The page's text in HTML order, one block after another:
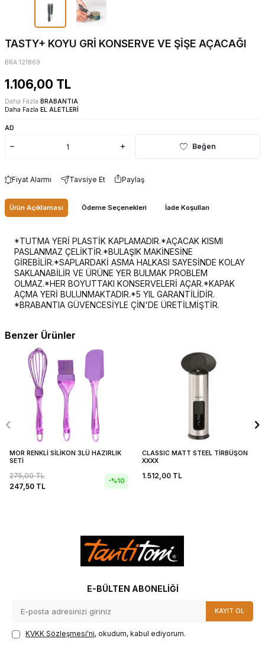
TASTY+ KOYU GRİ KONSERVE VE ŞİŞE AÇACAĞI
BRA 121869
1.106,00 TL
Daha Fazla BRABANTIA
Daha Fazla EL ALETLERİ
AD
Beğen
Fiyat Alarmı Tavsiye Et Paylaş
Ürün Açıklaması Ödeme Seçenekleri İade Koşulları
*TUTMA YERİ PLASTİK KAPLAMADIR.*AÇACAK KISMI
PASLANMAZ ÇELİKTİR.*BULAŞIK MAKİNESİNE
GİREBİLİR.*SAPLARDAKİ ASMA HALKASI SAYESİNDE KOLAY
SAKLANABİLİR VE ÜRÜNE YER BULMAK PROBLEM
OLMAZ.*HER BOYUTTAKI KONSERVELERİ AÇAR.*KAPAK
AÇMA YERİ BULUNMAKTADIR.*5 YIL GARANTİLİDİR.
*BRABANTIA GÜVENCESİYLE ÇİN'DE ÜRETİLMİŞTİR.
Benzer Ürünler
MOR RENKLİ SİLİKON 3LÜ HAZIRLIK
SETİ
275,00TL
247,50 TL
-%10
CLASSIC MATT STEEL TİRBÜŞON
XXXX
1.512,00TL
E-BÜLTEN ABONELIĞI
KAYIT OL
KVKK Sözleşmesi'ni, okudum, kabul ediyorum.